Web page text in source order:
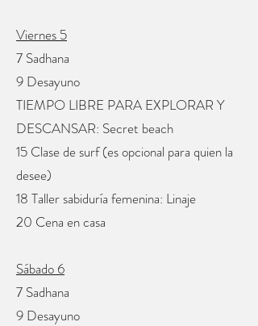
Viernes 5
7 Sadhana
9 Desayuno
TIEMPO LIBRE PARA EXPLORAR Y
DESCANSAR: Secret beach
15 Clase de surf (es opcional para quien la
desee)
18 Taller sabiduría femenina: Linaje
20 Cena en casa
Sábado 6
7 Sadhana
9 Desayuno